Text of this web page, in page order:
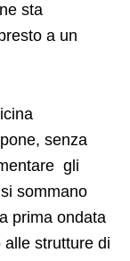
sta
a un
senza
gli
sommano
prima ondata
strutture di